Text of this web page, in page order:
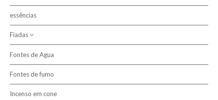
essências
Fiadas
6mm
8mm
10mm
Fontes de Agua
Fontes de fumo
Incenso em cone